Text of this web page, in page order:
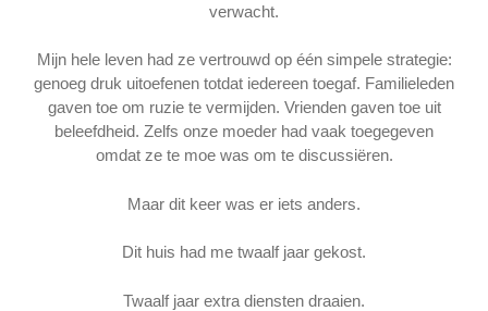
verwacht.
Mijn hele leven had ze vertrouwd op één simpele strategie:
genoeg druk uitoefenen totdat iedereen toegaf. Familieleden
gaven toe om ruzie te vermijden. Vrienden gaven toe uit
beleefdheid. Zelfs onze moeder had vaak toegegeven
omdat ze te moe was om te discussiëren.
Maar dit keer was er iets anders.
Dit huis had me twaalf jaar gekost.
Twaalf jaar extra diensten draaien.